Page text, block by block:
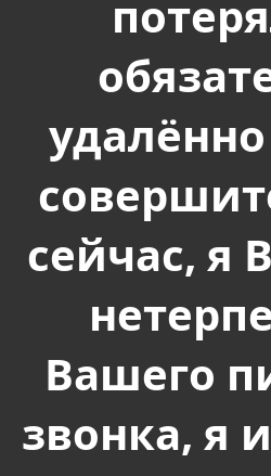
сейчас, я
Вашего
звонка, я